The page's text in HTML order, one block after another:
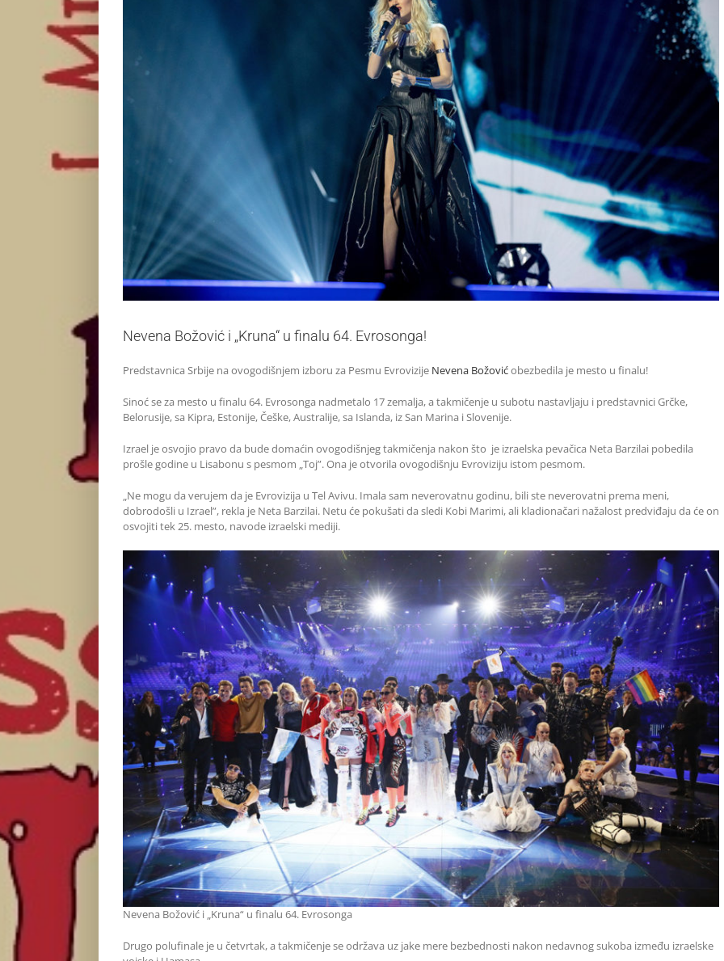
Nevena Božović i „Kruna“ u finalu 64. Evrosonga!
Predstavnica Srbije na ovogodišnjem izboru za Pesmu Evrovizije Nevena Božovićobezbedila je mesto u finalu!
Sinoć se za mesto u finalu 64. Evrosonga nadmetalo 17 zemalja, a takmičenje u subotu nastavljaju i predstavnici Grčke,
Belorusije, sa Kipra, Estonije, Češke, Australije, sa Islanda, iz San Marina i Slovenije.
Izrael je osvojio pravo da bude domaćin ovogodišnjeg takmičenja nakon što je izraelska pevačica Neta Barzilai pobedila
prošle godine u Lisabonu s pesmom „Toj”. Ona je otvorila ovogodišnju Evroviziju istom pesmom.
„Ne mogu da verujem da je Evrovizija u Tel Avivu. Imala sam neverovatnu godinu, bili ste neverovatni prema meni,
dobrodošli u Izrael”, rekla je Neta Barzilai. Netu će pokušati da sledi Kobi Marimi, ali kladionačari nažalost predviđaju da će on
osvojiti tek 25. mesto, navode izraelski mediji.
Nevena Božović i „Kruna“ u finalu 64. Evrosonga
Drugo polufinale je u četvrtak, a takmičenje se održava uz jake mere bezbednosti nakon nedavnog sukoba između izraelske